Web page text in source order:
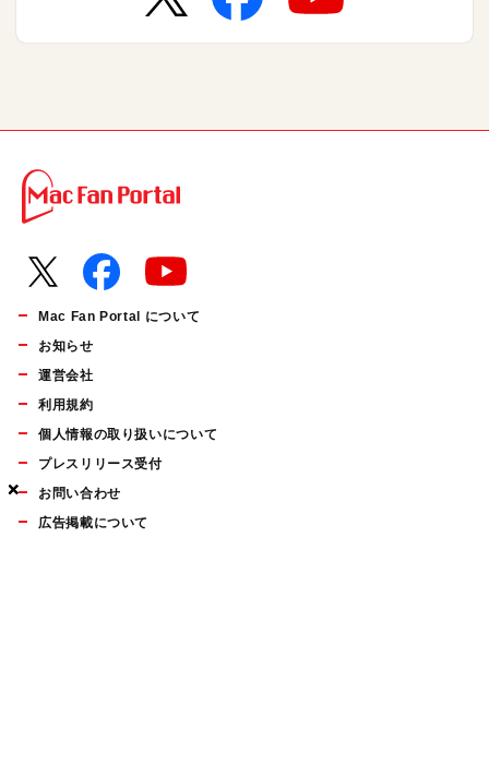
×
×
×
Mac Fan Portal について
お知らせ
運営会社
利用規約
個人情報の取り扱いについて
プレスリリース受付
お問い合わせ
広告掲載について